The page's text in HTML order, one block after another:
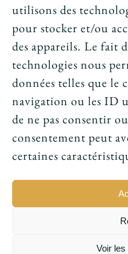
utilisons des
pour stocker et/ou
des appareils. Le fait
technologies nous
données telles que le
navigation ou les ID
de ne pas consentir
consentement peut
certaines
Voir les
Le tarot peut-il
amoureuse ?
Peut-on prouver que
Le tarot avant
© 2016 - 2026 •